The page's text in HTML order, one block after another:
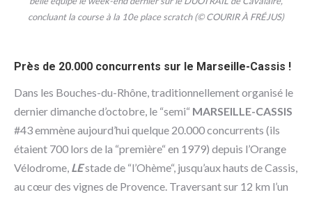
concluant la course à la 10e place scratch (© COURIR À FRÉJUS)
Près de 20.000 concurrents sur le Marseille-Cassis !
Dans les Bouches-du-Rhône, traditionnellement organisé le
dernier dimanche d’octobre, le “semi“ MARSEILLE-CASSIS
#43 emmène aujourd’hui quelque 20.000 concurrents (ils
étaient 700 lors de la “première“ en 1979) depuis l’Orange
Vélodrome, LEstade de “l’Ohème“, jusqu’aux hauts de Cassis,
au cœur des vignes de Provence. Traversant sur 12 km l’un